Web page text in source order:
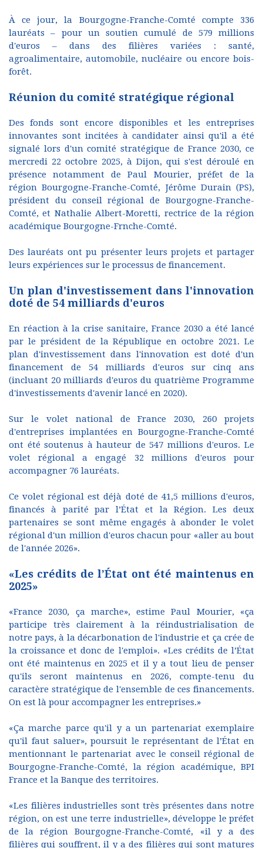
À ce jour, la Bourgogne-Franche-Comté compte 336
lauréats – pour un soutien cumulé de 579 millions
d'euros – dans des filières variées : santé,
agroalimentaire, automobile, nucléaire ou encore bois-
forêt.
Réunion du comité stratégique régional
Des fonds sont encore disponibles et les entreprises
innovantes sont incitées à candidater ainsi qu'il a été
signalé lors d'un comité stratégique de France 2030, ce
mercredi 22 octobre 2025, à Dijon, qui s'est déroulé en
présence notamment de Paul Mourier, préfet de la
région Bourgogne-Franche-Comté, Jérôme Durain (PS),
président du conseil régional de Bourgogne-Franche-
Comté, et Nathalie Albert-Moretti, rectrice de la région
académique Bourgogne-Frnche-Comté.
Des lauréats ont pu présenter leurs projets et partager
leurs expériences sur le processus de financement.
Un plan d'investissement dans l'innovation
doté de 54 milliards d'euros
En réaction à la crise sanitaire, France 2030 a été lancé
par le président de la République en octobre 2021. Le
plan d'investissement dans l'innovation est doté d'un
financement de 54 milliards d'euros sur cinq ans
(incluant 20 milliards d'euros du quatrième Programme
d'investissements d'avenir lancé en 2020).
Sur le volet national de France 2030, 260 projets
d'entreprises implantées en Bourgogne-Franche-Comté
ont été soutenus à hauteur de 547 millions d'euros. Le
volet régional a engagé 32 millions d'euros pour
accompagner 76 lauréats.
Ce volet régional est déjà doté de 41,5 millions d'euros,
financés à parité par l’État et la Région. Les deux
partenaires se sont même engagés à abonder le volet
régional d'un million d'euros chacun pour «aller au bout
de l'année 2026».
«Les crédits de l’État ont été maintenus en
2025»
«France 2030, ça marche», estime Paul Mourier, «ça
participe très clairement à la réindustrialisation de
notre pays, à la décarbonation de l'industrie et ça crée de
la croissance et donc de l'emploi». «Les crédits de l’État
ont été maintenus en 2025 et il y a tout lieu de penser
qu'ils seront maintenus en 2026, compte-tenu du
caractère stratégique de l'ensemble de ces financements.
On est là pour accompagner les entreprises.»
«Ça marche parce qu'il y a un partenariat exemplaire
qu'il faut saluer», poursuit le représentant de l’État en
mentionnant le partenariat avec le conseil régional de
Bourgogne-Franche-Comté, la région académique, BPI
France et la Banque des territoires.
«Les filières industrielles sont très présentes dans notre
région, on est une terre industrielle», développe le préfet
de la région Bourgogne-Franche-Comté, «il y a des
filières qui souffrent, il y a des filières qui sont matures